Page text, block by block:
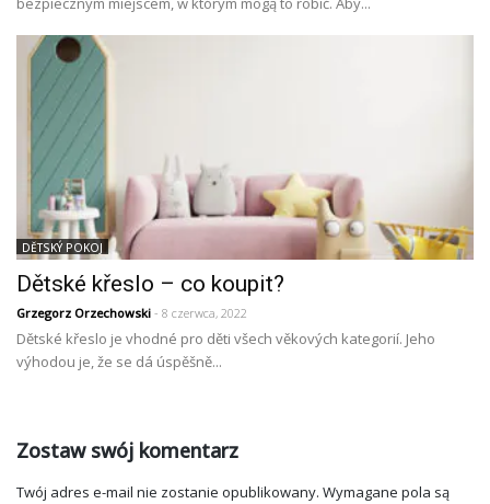
DĚTSKÝ POKOJ
Dětské křeslo – co koupit?
Grzegorz Orzechowski - 8 czerwca, 2022
Dětské křeslo je vhodné pro děti všech věkových kategorií. Jeho
výhodou je, že se dá úspěšně...
Zostaw swój komentarz
Twój adres e-mail nie zostanie opublikowany. Wymagane pola są